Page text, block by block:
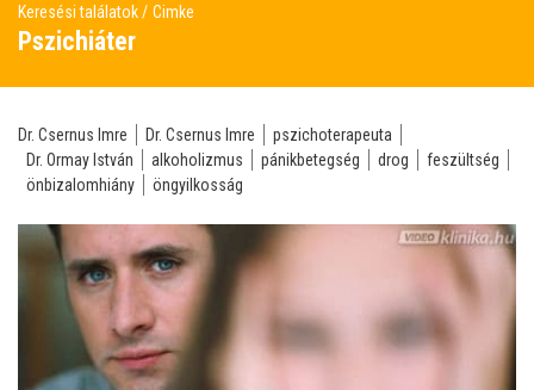
Keresési találatok Cimke
Pszichiáter
Dr. Csernus Imre Dr. Csernus Imre
pszichoterapeuta
Dr. Ormay István
alkoholizmus pánikbetegség drog
feszültség
önbizalomhiány
öngyilkosság